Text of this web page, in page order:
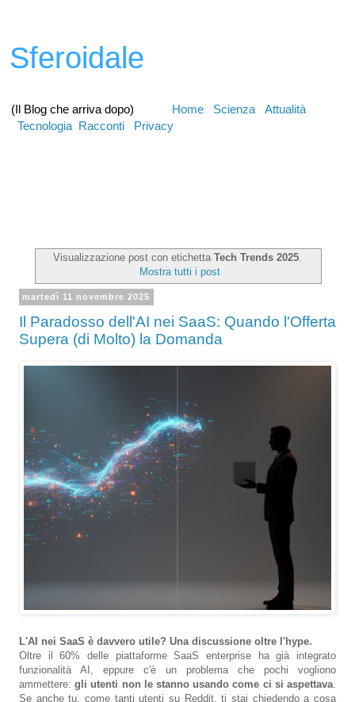
Sferoidale
(Il Blog che arriva dopo) Home Scienza
Attualità
Tecnologia Racconti Privacy
Visualizzazione post con etichetta Tech Trends 2025.
Mostra tutti i post
martedì 11 novembre 2025
Il Paradosso dell'AI nei SaaS: Quando l'Offerta
Supera (di Molto) la Domanda
L'AI nei SaaS è davvero utile? Una discussione oltre l'hype.
Oltre il 60% delle piattaforme SaaS enterprise ha già integrato
funzionalità AI, eppure c'è un problema che pochi vogliono
ammettere:gli utenti non le stanno usando come ci si aspettava
Se anche tu, come tanti utenti su Reddit, ti stai chiedendo a cosa